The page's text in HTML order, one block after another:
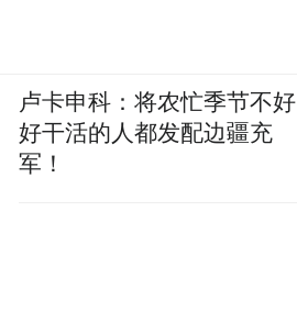
卢卡申科：将农忙季节不好
好干活的人都发配边疆充
军！